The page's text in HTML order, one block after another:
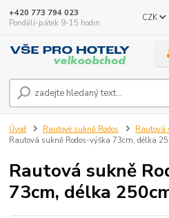
CZK
+420 773 794 023
Pondělí-pátek 9-15 hodin
Úvod Rautové sukně Rodos
Rautová
Rautová sukně Rodos-výška 73cm, délka
Rautová sukně
73cm, délka